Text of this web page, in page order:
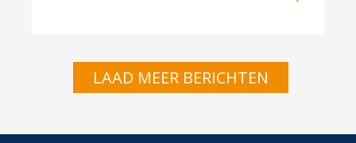
LAAD MEER BERICHTEN